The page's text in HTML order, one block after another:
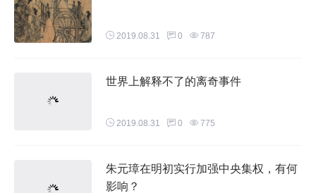
2019.08.31 0 787
世界上解释不了的离奇事件
2019.08.31 0 775
朱元璋在明初实行加强中央集权，有何
影响？